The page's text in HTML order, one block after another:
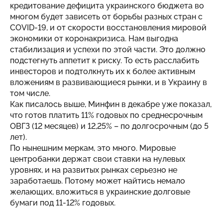
кредитование дефицита украинского бюджета во
многом будет зависеть от борьбы разных стран с
COVID-19, и от скорости восстановления мировой
экономики от коронакризиса. Нам выгодна
стабилизация и успехи по этой части. Это должно
подстегнуть аппетит к риску. То есть расслабить
инвесторов и подтолкнуть их к более активным
вложениям в развивающиеся рынки, и в Украину в
том числе.
Как писалось выше, Минфин в декабре уже показал,
что готов платить 11% годовых по среднесрочным
ОВГЗ (12 месяцев) и 12,25% – по долгосрочным (до 5
лет).
По нынешним меркам, это много. Мировые
центробанки держат свои ставки на нулевых
уровнях, и на развитых рынках серьезно не
заработаешь. Потому может найтись немало
желающих, вложиться в украинские долговые
бумаги под 11-12% годовых.